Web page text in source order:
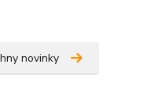
novinky